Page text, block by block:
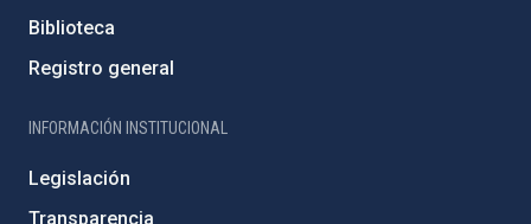
Biblioteca
Registro general
INFORMACIÓN INSTITUCIONAL
Legislación
Transparencia